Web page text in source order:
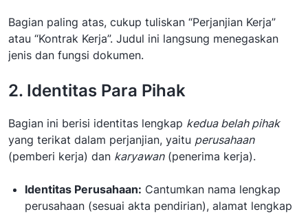
Bagian paling atas, cukup tuliskan “Perjanjian Kerja”
atau “Kontrak Kerja”. Judul ini langsung menegaskan
jenis dan fungsi dokumen.
2. Identitas Para Pihak
Bagian ini berisi identitas lengkap kedua belah pihak
yang terikat dalam perjanjian, yaitu perusahaan
(pemberi kerja) dan karyawan(penerima kerja).
Identitas Perusahaan: Cantumkan nama lengkap
perusahaan (sesuai akta pendirian), alamat lengkap